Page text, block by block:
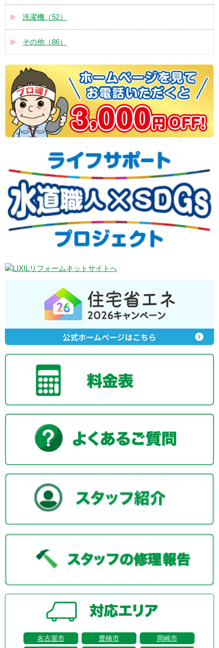
洗濯機（52）
その他（86）
名古屋市 豊橋市
岡崎市